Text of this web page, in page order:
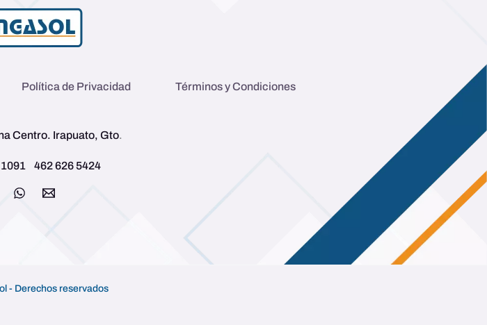
Política de Privacidad Términos y Condiciones
Centro. Irapuato, Gto.
462 626 5424
- Derechos reservados